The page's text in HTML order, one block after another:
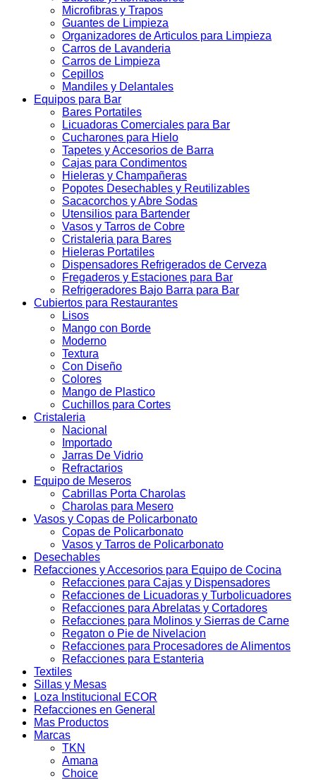
Microfibras y Trapos
Guantes de Limpieza
Organizadores de Articulos para Limpieza
Carros de Lavanderia
Carros de Limpieza
Cepillos
Mandiles y Delantales
Equipos para Bar
Bares Portatiles
Licuadoras Comerciales para Bar
Cucharones para Hielo
Tapetes y Accesorios de Barra
Cajas para Condimentos
Hieleras y Champañeras
Popotes Desechables y Reutilizables
Sacacorchos y Abre Sodas
Utensilios para Bartender
Vasos y Tarros de Cobre
Cristaleria para Bares
Hieleras Portatiles
Dispensadores Refrigerados de Cerveza
Fregaderos y Estaciones para Bar
Refrigeradores Bajo Barra para Bar
Cubiertos para Restaurantes
Lisos
Mango con Borde
Moderno
Textura
Con Diseño
Colores
Mango de Plastico
Cuchillos para Cortes
Cristaleria
Nacional
Importado
Jarras De Vidrio
Refractarios
Equipo de Meseros
Cabrillas Porta Charolas
Charolas para Mesero
Vasos y Copas de Policarbonato
Copas de Policarbonato
Vasos y Tarros de Policarbonato
Desechables
Refacciones y Accesorios para Equipo de Cocina
Refacciones para Cajas y Dispensadores
Refacciones de Licuadoras y Turbolicuadores
Refacciones para Abrelatas y Cortadores
Refacciones para Molinos y Sierras de Carne
Regaton o Pie de Nivelacion
Refacciones para Procesadores de Alimentos
Refacciones para Estanteria
Textiles
Sillas y Mesas
Loza Institucional ECOR
Refacciones en General
Mas Productos
Marcas
TKN
Amana
Choice